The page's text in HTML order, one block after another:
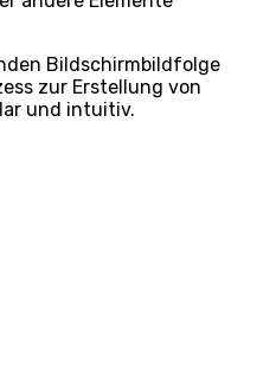
Bildschirmbildfolge
zur Erstellung von
und intuitiv.